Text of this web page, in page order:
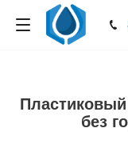
без